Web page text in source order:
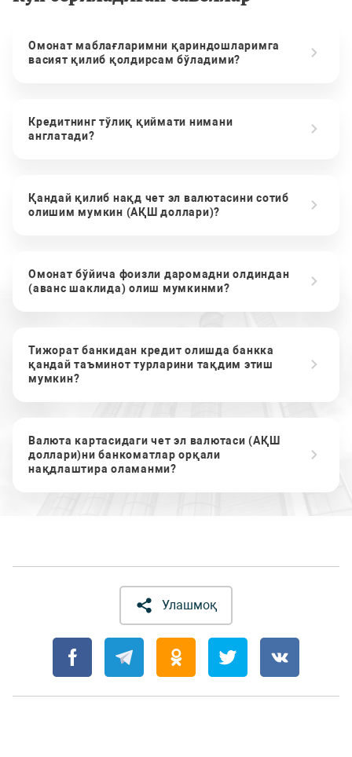
Омонат маблағларимни қариндошларимга
васият қилиб қолдирсам бўладими?
Кредитнинг тўлиқ қиймати нимани
англатади?
Қандай қилиб нақд чет эл валютасини сотиб
олишим мумкин (АҚШ доллари)?
Омонат бўйича фоизли даромадни олдиндан
(аванс шаклида) олиш мумкинми?
Тижорат банкидан кредит олишда банкка
қандай таъминот турларини тақдим этиш
мумкин?
Валюта картасидаги чет эл валютаси (АҚШ
доллари)ни банкоматлар орқали
нақдлаштира оламанми?
Улашмоқ